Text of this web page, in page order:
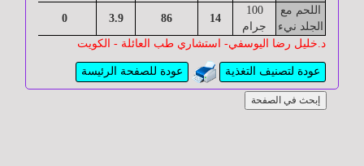
اللحم مع
الجلد نيء
100
جرام
14
86
3.9
0
د.خليل رضا اليوسفي- استشاري طب العائلة - الكويت
عودة لتصنيف التغذية عودة للصفحة الرئيسة
إبحث في الصفحة